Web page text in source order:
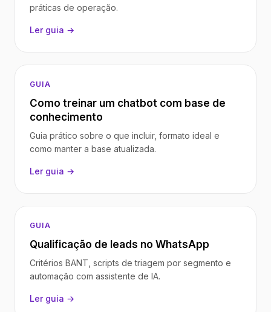
práticas de operação.
Ler guia →
GUIA
Como treinar um chatbot com base de
conhecimento
Guia prático sobre o que incluir, formato ideal e
como manter a base atualizada.
Ler guia →
GUIA
Qualificação de leads no WhatsApp
Critérios BANT, scripts de triagem por segmento e
automação com assistente de IA.
Ler guia →